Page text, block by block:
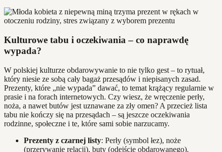
Kulturowe tabu i oczekiwania – co naprawdę
wypada?
W polskiej kulturze obdarowywanie to nie tylko gest – to rytuał,
który niesie ze sobą cały bagaż przesądów i niepisanych zasad.
Prezenty, które „nie wypada” dawać, to temat krążący regularnie w
prasie i na forach internetowych. Czy wiesz, że wręczenie perły,
noża, a nawet butów jest uznawane za zły omen? A przecież lista
tabu nie kończy się na przesądach – są jeszcze oczekiwania
rodzinne, społeczne i te, które sami sobie narzucamy.
Prezenty z czarnej listy: Perły (symbol łez), noże
(przerywanie relacji), buty (odejście obdarowanego).